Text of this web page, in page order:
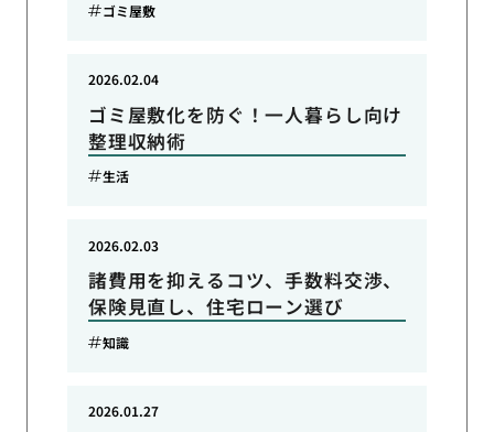
ゴミ屋敷
ゴミ屋敷化を防ぐ！一人暮らし向け
整理収納術
2026.02.04
生活
諸費用を抑えるコツ、手数料交渉、
保険見直し、住宅ローン選び
2026.02.03
知識
2026.01.27